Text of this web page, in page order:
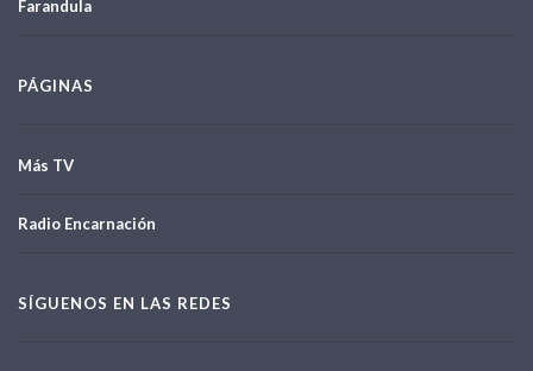
Farandula
PÁGINAS
Más TV
Radio Encarnación
SÍGUENOS EN LAS REDES